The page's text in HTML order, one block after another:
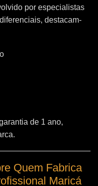
por especialistas
destacam-
de 1 ano,
Quem Fabrica
Maricá